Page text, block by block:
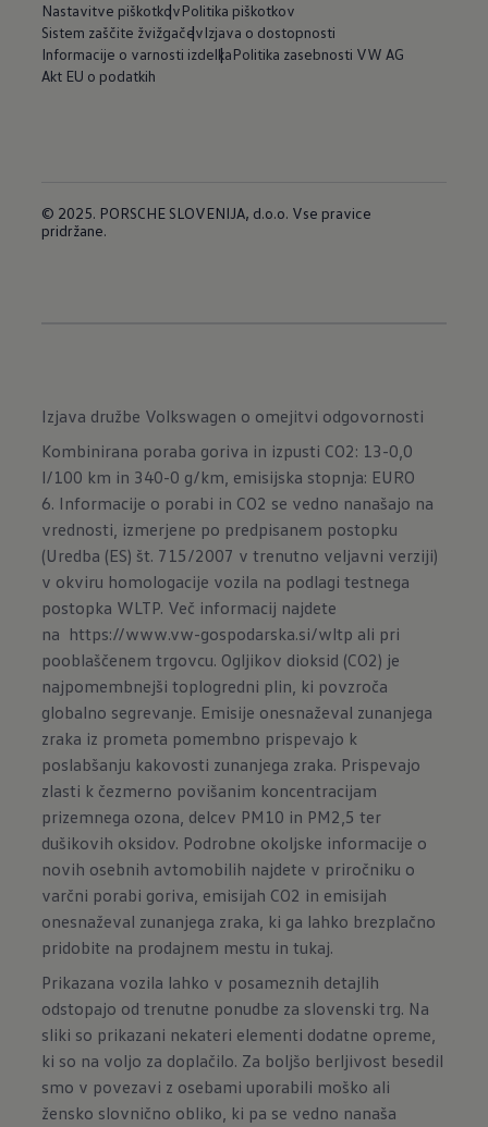
Nastavitve piškotkovPolitika piškotkov
Sistem zaščite žvižgačevIzjava o dostopnosti
Informacije o varnosti izdelkaPolitika zasebnosti VW AG
Akt EU o podatkih
© 2025. PORSCHE SLOVENIJA, d.o.o. Vse pravice
pridržane.
Izjava družbe Volkswagen o omejitvi odgovornosti
Kombinirana poraba goriva in izpusti CO2: 13-0,0
l/100 km in 340-0 g/km, emisijska stopnja: EURO
6. Informacije o porabi in CO2 se vedno nanašajo na
vrednosti, izmerjene po predpisanem postopku
(Uredba (ES) št. 715/2007 v trenutno veljavni verziji)
v okviru homologacije vozila na podlagi testnega
postopka WLTP. Več informacij najdete
na https://www.vw-gospodarska.si/wltp ali pri
pooblaščenem trgovcu. Ogljikov dioksid (CO2) je
najpomembnejši toplogredni plin, ki povzroča
globalno segrevanje. Emisije onesnaževal zunanjega
zraka iz prometa pomembno prispevajo k
poslabšanju kakovosti zunanjega zraka. Prispevajo
zlasti k čezmerno povišanim koncentracijam
prizemnega ozona, delcev PM10 in PM2,5 ter
dušikovih oksidov. Podrobne okoljske informacije o
novih osebnih avtomobilih najdete v priročniku o
varčni porabi goriva, emisijah CO2 in emisijah
onesnaževal zunanjega zraka, ki ga lahko brezplačno
pridobite na prodajnem mestu intukaj.
Prikazana vozila lahko v posameznih detajlih
odstopajo od trenutne ponudbe za slovenski trg. Na
sliki so prikazani nekateri elementi dodatne opreme,
ki so na voljo za doplačilo. Za boljšo berljivost besedil
smo v povezavi z osebami uporabili moško ali
žensko slovnično obliko, ki pa se vedno nanaša